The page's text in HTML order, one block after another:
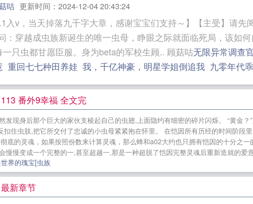
咕 更新时间：2024-12-04 20:43:24
入v，当天掉落九千字大章，感谢宝宝们支持～】【主受】请先
：穿越成虫族新诞生的唯一虫母，睁眼之际就面临死局，该如
然是让每一只虫都甘愿臣服。身为beta的军校生顾.. 顾菇咕无限异常调查
重回七七种田养娃 我，千亿神豪，明星学姐倒追我 九零年代
过 世界第一军婚 游戏侵入现实
的21天 身为血族的我被人类表白了 无处可逃 只想战斗的我
婚后，我被病娇五爷缠上了 温小姐，撩你心动 暮色诱吻
番外9幸福 全文完
现身后那个巨大的家伙支棱起自己的虫翅,上面隐约有细密的碎片闪烁。 “黄金
住虫肢,把它所交付了忠诚的小虫母紧紧抱在怀里。 在恺因所有历经的时间阶段
的灵魂，如果按照份数来计算灵魂，那么蜂和a02大约也只拥有恺因的十分之一
慢慢变成一个完整的一,甚至超越一,那是一种超脱了恺因完整灵魂后重新造就的爱
界的瑰宝[虫族
新章节